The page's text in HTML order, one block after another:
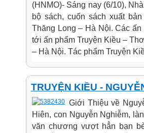
(HNMO)- Sáng nay (6/10),
bộ sách, cuốn sách xuất
Thăng Long – Hà Nội. Các
tới ấn phẩm Truyện Kiều –
– Hà Nội. Tác phẩm Truyện
TRUYỆN KIỀU -
Giới Thiệu về
Hiên, con Nguyễn Nghiễm,
văn chương vượt hẳn bạn